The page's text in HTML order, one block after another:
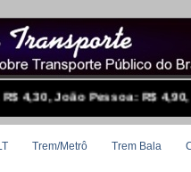
R$ 4,90, Cuiabá: R$
Trem/Metrô Trem Bala